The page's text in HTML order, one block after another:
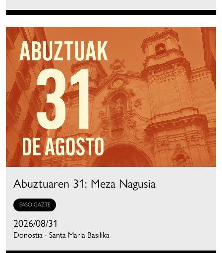
Abuztuaren 31: Meza Nagusia
EASO GAZTE
2026/08/31
Donostia - Santa Maria Basilika